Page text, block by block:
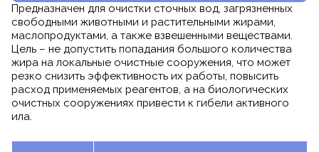
Предназначен для очистки сточных вод, загрязненных
свободными животными и растительными жирами,
маслопродуктами, а также взвешенными веществами.
Цель – не допустить попадания большого количества
жира на локальные очистные сооружения, что может
резко снизить эффективность их работы, повысить
расход применяемых реагентов, а на биологических
очистных сооружениях привести к гибели активного
ила.